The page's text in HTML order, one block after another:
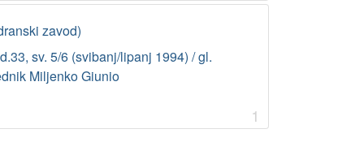
zavod)
sv. 5/6 (svibanj/lipanj 1994) / gl.
Miljenko Giunio
1